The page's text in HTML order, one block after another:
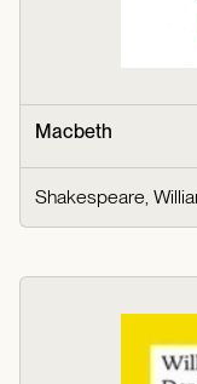
Macbeth
Shakespeare,